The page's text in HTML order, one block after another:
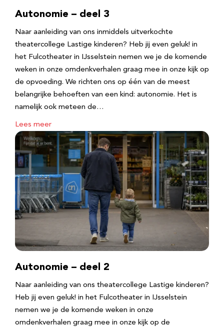
Autonomie – deel 3
Naar aanleiding van ons inmiddels uitverkochte
theatercollege Lastige kinderen? Heb jij even geluk! in
het Fulcotheater in IJsselstein nemen we je de komende
weken in onze omdenkverhalen graag mee in onze kijk op
de opvoeding. We richten ons op één van de meest
belangrijke behoeften van een kind: autonomie. Het is
namelijk ook meteen de…
Lees meer
Autonomie – deel 2
Naar aanleiding van ons theatercollege Lastige kinderen?
Heb jij even geluk! in het Fulcotheater in IJsselstein
nemen we je de komende weken in onze
omdenkverhalen graag mee in onze kijk op de